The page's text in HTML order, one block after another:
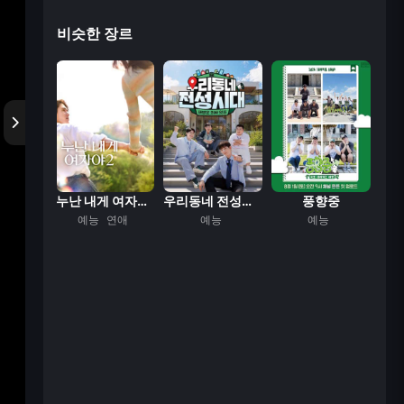
비슷한 장르
누난 내게 여자야 ...
예능 연애
우리동네 전성시대
예능
풍향중
예능